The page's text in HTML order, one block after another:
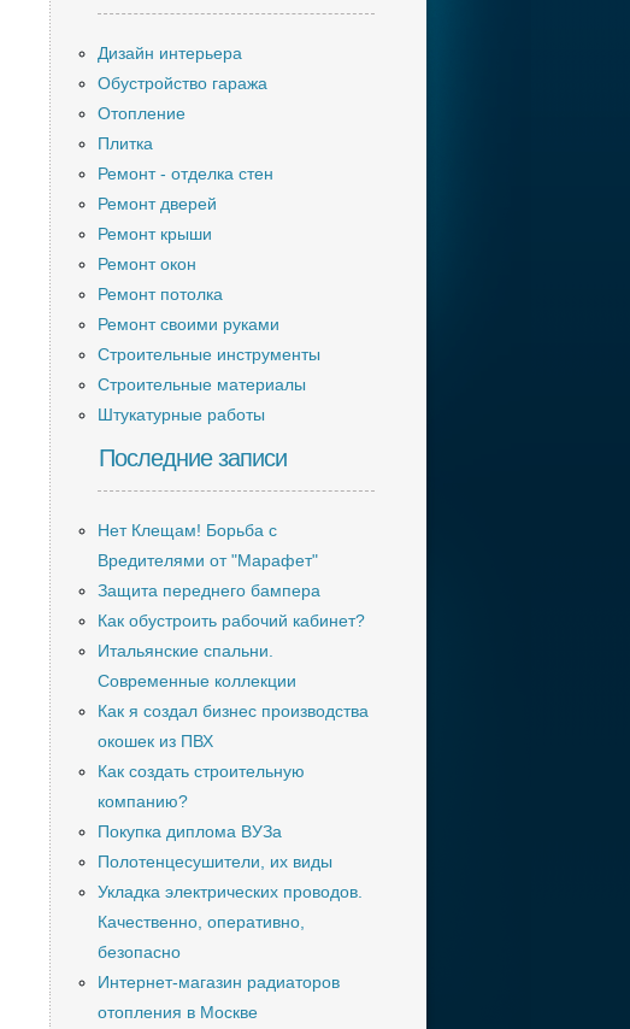
Дизайн интерьера
Обустройство гаража
Отопление
Плитка
Ремонт - отделка стен
Ремонт дверей
Ремонт крыши
Ремонт окон
Ремонт потолка
Ремонт своими руками
Строительные инструменты
Строительные материалы
Штукатурные работы
Последние записи
Нет Клещам! Борьба с
Вредителями от "Марафет"
Защита переднего бампера
Как обустроить рабочий кабинет?
Итальянские спальни.
Современные коллекции
Как я создал бизнес производства
окошек из ПВХ
Как создать строительную
компанию?
Покупка диплома ВУЗа
Полотенцесушители, их виды
Укладка электрических проводов.
Качественно, оперативно,
безопасно
Интернет-магазин радиаторов
отопления в Москве